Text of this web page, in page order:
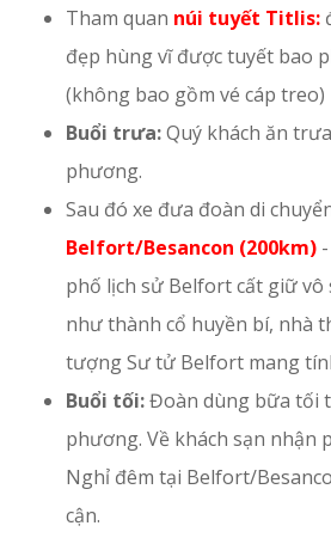
Tham quan núi tuyết Titlis:
đẹp hùng vĩ được tuyết bao
(không bao gồm vé cáp treo)
Buổi trưa:Quý khách ăn
phương.
Sau đó xe đưa đoàn di
Belfort/Besancon (200km)
phố lịch sử Belfort cất giữ vô
như thành cổ huyền bí, nhà
tượng Sư tử Belfort mang
Buổi tối:Đoàn dùng bữa tối
phương. Về khách sạn nhận
Nghỉ đêm tại Belfort/
cận.